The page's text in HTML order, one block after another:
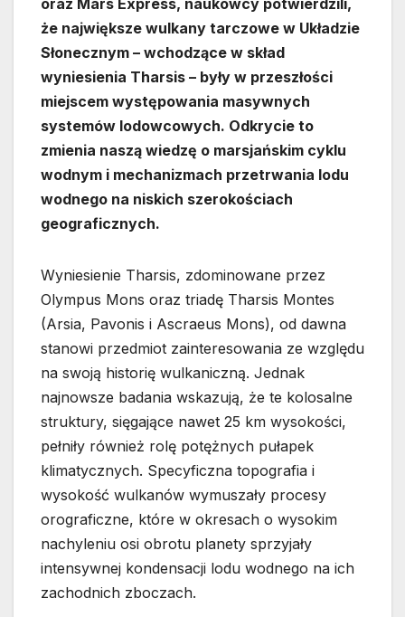
oraz Mars Express, naukowcy potwierdzili,
że największe wulkany tarczowe w Układzie
Słonecznym – wchodzące w skład
wyniesienia Tharsis – były w przeszłości
miejscem występowania masywnych
systemów lodowcowych. Odkrycie to
zmienia naszą wiedzę o marsjańskim cyklu
wodnym i mechanizmach przetrwania lodu
wodnego na niskich szerokościach
geograficznych.
Wyniesienie Tharsis, zdominowane przez
Olympus Mons oraz triadę Tharsis Montes
(Arsia, Pavonis i Ascraeus Mons), od dawna
stanowi przedmiot zainteresowania ze względu
na swoją historię wulkaniczną. Jednak
najnowsze badania wskazują, że te kolosalne
struktury, sięgające nawet 25 km wysokości,
pełniły również rolę potężnych pułapek
klimatycznych. Specyficzna topografia i
wysokość wulkanów wymuszały procesy
orograficzne, które w okresach o wysokim
nachyleniu osi obrotu planety sprzyjały
intensywnej kondensacji lodu wodnego na ich
zachodnich zboczach.